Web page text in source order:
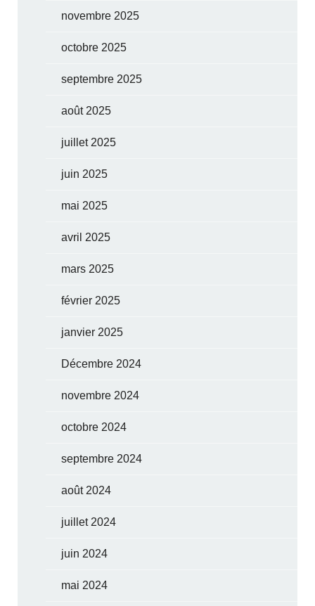
novembre 2025
octobre 2025
septembre 2025
août 2025
juillet 2025
juin 2025
mai 2025
avril 2025
mars 2025
février 2025
janvier 2025
Décembre 2024
novembre 2024
octobre 2024
septembre 2024
août 2024
juillet 2024
juin 2024
mai 2024